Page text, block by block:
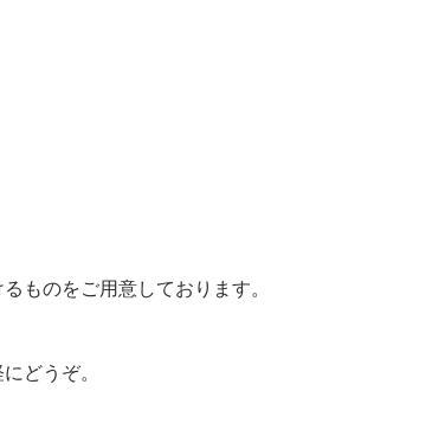
ものをご用意しております。
どうぞ。